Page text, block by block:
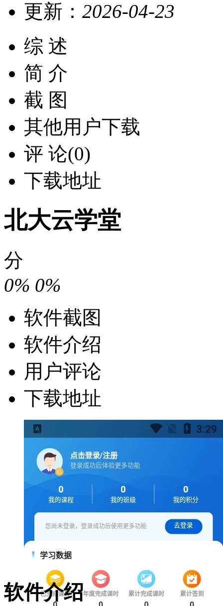
更新： 2026-04-23
综 述
简 介
截 图
其他用户下载
评 论(0)
下载地址
北大云学堂
分
0% 0%
软件截图
软件介绍
用户评论
下载地址
软件介绍